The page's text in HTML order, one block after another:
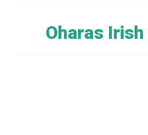
Oharas Irish